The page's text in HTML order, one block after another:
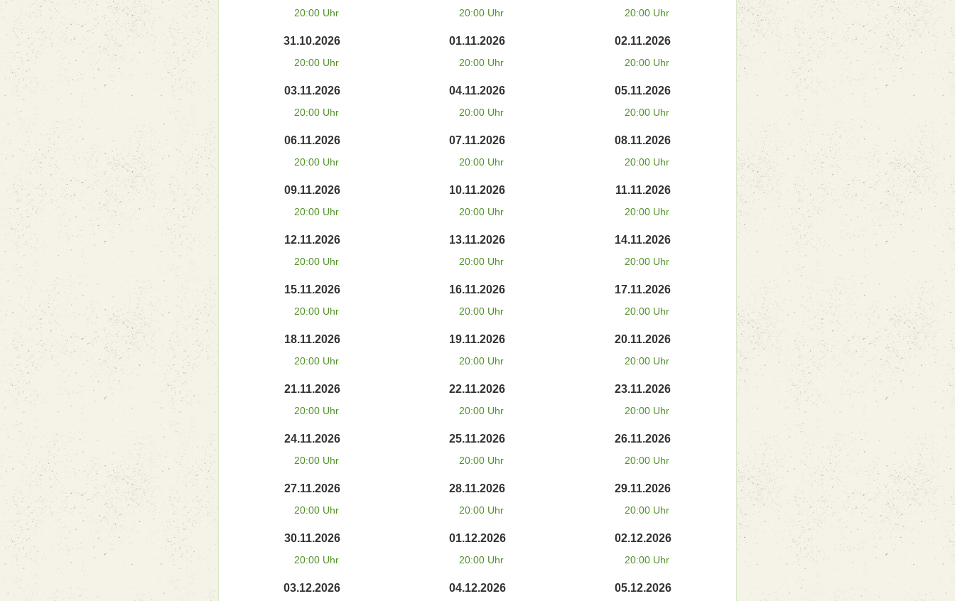
20:00 Uhr 20:00 Uhr 20:00 Uhr
31.10.2026
20:00 Uhr
01.11.2026
20:00 Uhr
02.11.2026
20:00 Uhr
03.11.2026
20:00 Uhr
04.11.2026
20:00 Uhr
05.11.2026
20:00 Uhr
06.11.2026
20:00 Uhr
07.11.2026
20:00 Uhr
08.11.2026
20:00 Uhr
09.11.2026
20:00 Uhr
10.11.2026
20:00 Uhr
11.11.2026
20:00 Uhr
12.11.2026
20:00 Uhr
13.11.2026
20:00 Uhr
14.11.2026
20:00 Uhr
15.11.2026
20:00 Uhr
16.11.2026
20:00 Uhr
17.11.2026
20:00 Uhr
18.11.2026
20:00 Uhr
19.11.2026
20:00 Uhr
20.11.2026
20:00 Uhr
21.11.2026
20:00 Uhr
22.11.2026
20:00 Uhr
23.11.2026
20:00 Uhr
24.11.2026
20:00 Uhr
25.11.2026
20:00 Uhr
26.11.2026
20:00 Uhr
27.11.2026
20:00 Uhr
28.11.2026
20:00 Uhr
29.11.2026
20:00 Uhr
30.11.2026
20:00 Uhr
01.12.2026
20:00 Uhr
02.12.2026
20:00 Uhr
03.12.2026 04.12.2026 05.12.2026